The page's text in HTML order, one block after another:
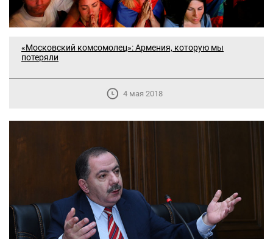
«Московский комсомолец»: Армения, которую мы
потеряли
4 мая 2018